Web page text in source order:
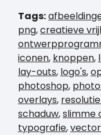
Tags:
png,creatieve
iconen, knoppen,
lay-outs, logo's,
photoshop,
overlays,
schaduw,slimme
typografie,